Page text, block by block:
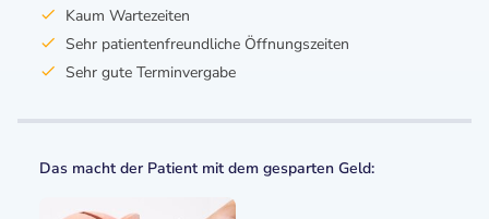
Kaum Wartezeiten
Sehr patientenfreundliche Öffnungszeiten
Sehr gute Terminvergabe
Das macht der Patient mit dem gesparten Geld: